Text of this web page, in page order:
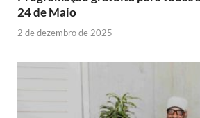
24 de Maio
2 de dezembro de 2025